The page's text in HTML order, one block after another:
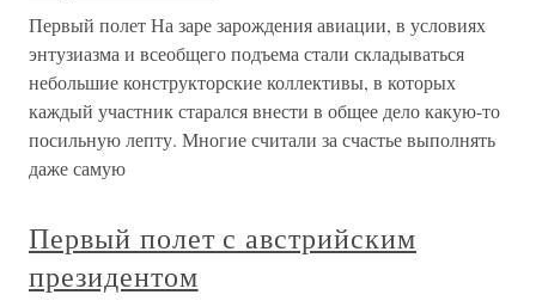
Первый полет На заре зарождения авиации, в условиях
энтузиазма и всеобщего подъема стали складываться
небольшие конструкторские коллективы, в которых
каждый участник старался внести в общее дело какую-то
посильную лепту. Многие считали за счастье выполнять
даже самую
Первый полет с австрийским
президентом